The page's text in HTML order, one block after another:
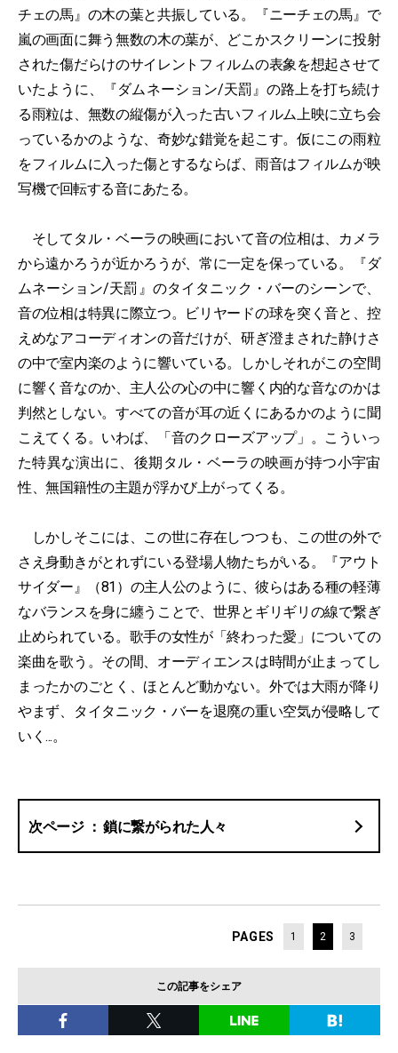
チェの馬』の木の葉と共振している。『ニーチェの馬』で
嵐の画面に舞う無数の木の葉が、どこかスクリーンに投射
された傷だらけのサイレントフィルムの表象を想起させて
いたように、『ダムネーション/天罰』の路上を打ち続け
る雨粒は、無数の縦傷が入った古いフィルム上映に立ち会
っているかのような、奇妙な錯覚を起こす。仮にこの雨粒
をフィルムに入った傷とするならば、雨音はフィルムが映
写機で回転する音にあたる。
そしてタル・ベーラの映画において音の位相は、カメラ
から遠かろうが近かろうが、常に一定を保っている。『ダ
ムネーション/天罰』のタイタニック・バーのシーンで、
音の位相は特異に際立つ。ビリヤードの球を突く音と、控
えめなアコーディオンの音だけが、研ぎ澄まされた静けさ
の中で室内楽のように響いている。しかしそれがこの空間
に響く音なのか、主人公の心の中に響く内的な音なのかは
判然としない。すべての音が耳の近くにあるかのように聞
こえてくる。いわば、「音のクローズアップ」。こういっ
た特異な演出に、後期タル・ベーラの映画が持つ小宇宙
性、無国籍性の主題が浮かび上がってくる。
しかしそこには、この世に存在しつつも、この世の外で
さえ身動きがとれずにいる登場人物たちがいる。『アウト
サイダー』（81）の主人公のように、彼らはある種の軽薄
なバランスを身に纏うことで、世界とギリギリの線で繋ぎ
止められている。歌手の女性が「終わった愛」についての
楽曲を歌う。その間、オーディエンスは時間が止まってし
まったかのごとく、ほとんど動かない。外では大雨が降り
やまず、タイタニック・バーを退廃の重い空気が侵略して
いく...。
鎖に繋がられた人々
PAGES 1 2 3
この記事をシェア